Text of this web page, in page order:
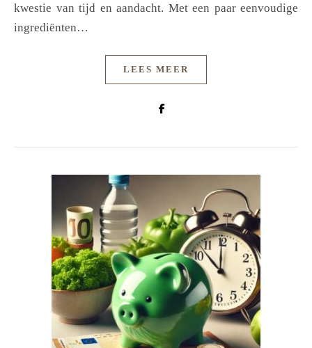
kwestie van tijd en aandacht. Met een paar eenvoudige
ingrediënten…
LEES MEER